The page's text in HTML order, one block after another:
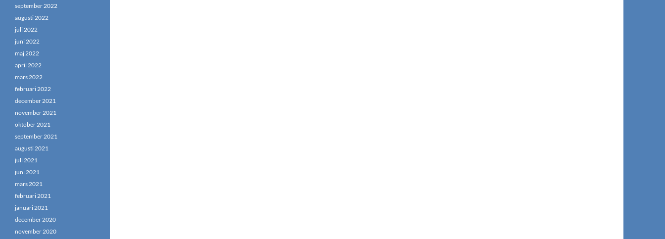
september 2022
augusti 2022
juli 2022
juni 2022
maj 2022
april 2022
mars 2022
februari 2022
december 2021
november 2021
oktober 2021
september 2021
augusti 2021
juli 2021
juni 2021
mars 2021
februari 2021
januari 2021
december 2020
november 2020